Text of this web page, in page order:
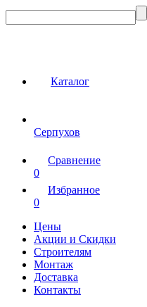
Каталог
Серпухов
Сравнение
0
Избранное
0
Цены
Акции и Скидки
Строителям
Монтаж
Доставка
Контакты